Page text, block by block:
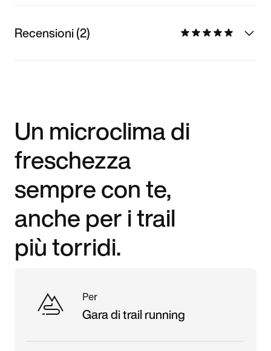
Recensioni (2)
Un microclima di
freschezza
sempre con te,
anche per i trail
più torridi.
Per
Gara di trail running